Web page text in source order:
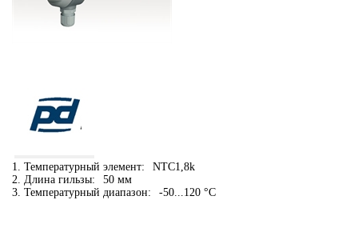
1. Температурный элемент:
NTC1,8k
2. Длина гильзы:
50 мм
3. Температурный диапазон:
-50...120 °C